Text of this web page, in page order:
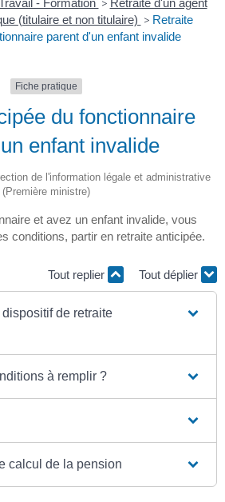
- Formation > Retraite d'un agent
(titulaire et non titulaire) > Retraite
parent d'un enfant invalide
Fiche pratique
du fonctionnaire
enfant invalide
de l'information légale et administrative
(Première ministre)
et avez un enfant invalide, vous
conditions, partir en retraite anticipée.
Tout replier Tout déplier
de retraite
à remplir ?
calcul de la pension